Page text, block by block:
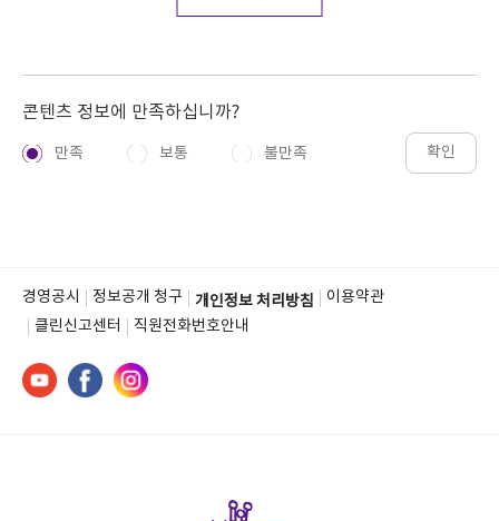
콘텐츠 정보에 만족하십니까?
만족 보통 불만족 확인
경영공시 정보공개 청구 개인정보 처리방침
이용약관
클린신고센터
직원전화번호안내